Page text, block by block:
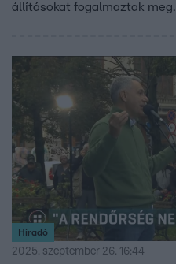
állításokat fogalmaztak meg.
Híradó
2025. szeptember 26. 16:44